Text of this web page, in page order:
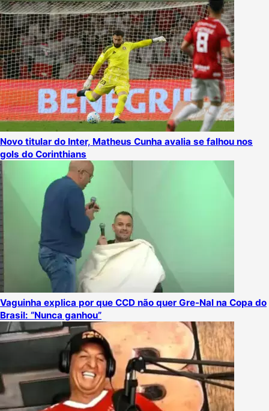
Novo titular do Inter, Matheus Cunha avalia se falhou nos
gols do Corinthians
Vaguinha explica por que CCD não quer Gre-Nal na Copa do
Brasil: “Nunca ganhou”